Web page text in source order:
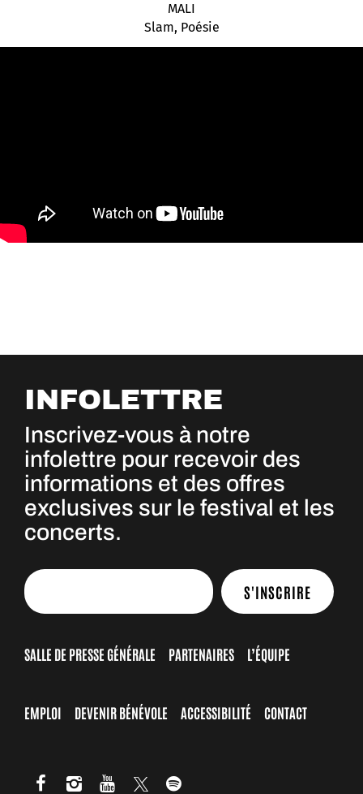
MALI
Slam, Poésie
INFOLETTRE
Inscrivez-vous à notre
infolettre pour recevoir des
informations et des offres
exclusives sur le festival et les
concerts.
S'INSCRIRE
SALLE DE PRESSE GÉNÉRALE PARTENAIRES L’ÉQUIPE
EMPLOI DEVENIR BÉNÉVOLE ACCESSIBILITÉ CONTACT